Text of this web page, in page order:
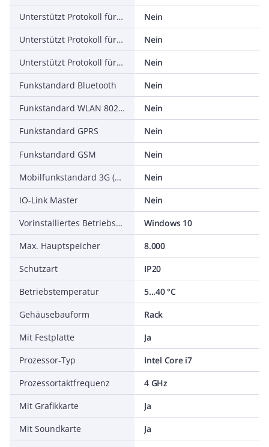
Unterstützt Protokoll für PROFIsafe
Nein
Unterstützt Protokoll für SafetyBUS p
Nein
Unterstützt Protokoll für sonstige Bussysteme
Nein
Funkstandard Bluetooth
Nein
Funkstandard WLAN 802.11
Nein
Funkstandard GPRS
Nein
Funkstandard GSM
Nein
Mobilfunkstandard 3G (UMTS)
Nein
IO-Link Master
Nein
Vorinstalliertes Betriebssystem
Windows 10
Max. Hauptspeicher
8.000
Schutzart
IP20
Betriebstemperatur
5...40 °C
Gehäusebauform
Rack
Mit Festplatte
Ja
Prozessor-Typ
Intel Core i7
Prozessortaktfrequenz
4 GHz
Mit Grafikkarte
Ja
Mit Soundkarte
Ja